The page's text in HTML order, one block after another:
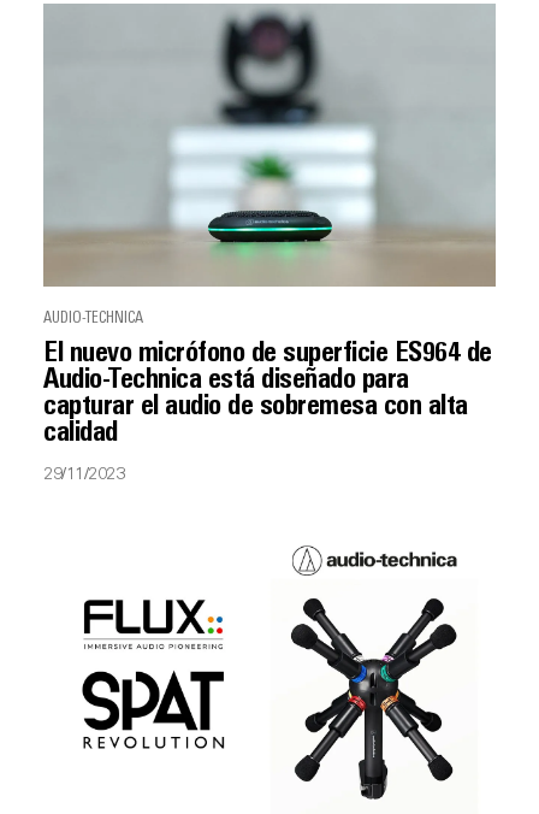
AUDIO-TECHNICA
El nuevo micrófono de superficie ES964 de
Audio-Technica está diseñado para
capturar el audio de sobremesa con alta
calidad
29/11/2023